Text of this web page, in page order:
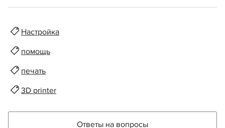
Настройка
помощь
печать
3D printer
Ответы на вопросы